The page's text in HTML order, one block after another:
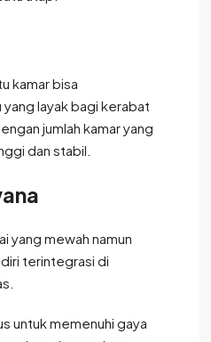
kamar bisa
layak bagi kerabat
jumlah kamar yang
dan stabil.
yang mewah namun
terintegrasi di
untuk memenuhi gaya